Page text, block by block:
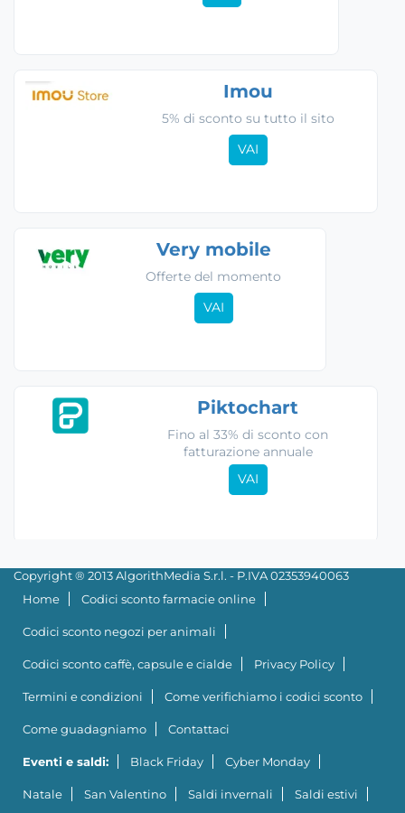
Imou
5% di sconto su tutto il sito
VAI
Very mobile
Offerte del momento
VAI
Piktochart
Fino al 33% di sconto con
fatturazione annuale
VAI
Copyright ® 2013 AlgorithMedia S.r.l. - P.IVA 02353940063
Home
Codici sconto farmacie online
Codici sconto negozi per animali
Codici sconto caffè, capsule e cialde Privacy Policy
Termini e condizioni Come verifichiamo i codici sconto
Come guadagniamo Contattaci
Eventi e saldi: Black Friday Cyber Monday
Natale San Valentino Saldi invernali Saldi estivi